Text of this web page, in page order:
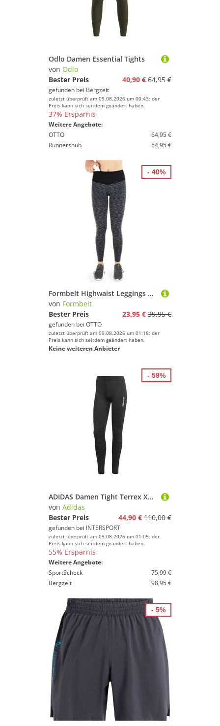
Odlo Damen Essential Tights
von Odlo
Bester Preis
40,90 € 64,95 €
gefunden bei Bergzeit
zuletzt überprüft am 09.08.2026 um 00:43; der
Preis kann sich seitdem geändert haben.
37% Ersparnis
Weitere Angebote:
OTTO
64,95 €
Runnershub
64,95 €
Formbelt Highwaist Leggings Laufhose Damen lang mit Handytasche Hohem Bund Atmungsaktiv High Waist Smartphone
von Formbelt
Bester Preis
23,95 € 39,95 €
gefunden bei OTTO
zuletzt überprüft am 09.08.2026 um 01:18; der
Preis kann sich seitdem geändert haben.
Keine weiteren Anbieter
- 40%
ADIDAS Damen Tight Terrex Xperior
von Adidas
Bester Preis
44,90 € 110,00 €
gefunden bei INTERSPORT
zuletzt überprüft am 09.08.2026 um 01:05; der
Preis kann sich seitdem geändert haben.
55% Ersparnis
Weitere Angebote:
SportScheck
75,99 €
Bergzeit
98,95 €
- 59%
- 5%